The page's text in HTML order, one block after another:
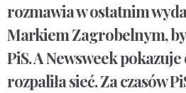
rozmawia w ostatnim
Markiem Zagrobelnym,
PiS. A Newsweek
rozpaliła sieć. Za czasów